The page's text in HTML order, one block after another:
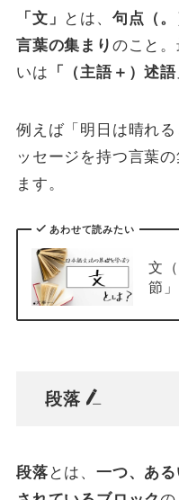
「文」 とは、 句点（
言葉の集まり のこと。
いは 「（主語＋）述語
例えば「明日は晴れ
ッセージを持つ言葉
ます。
あわせて読みたい
文
節
段落
段落 とは、 一つ、あ